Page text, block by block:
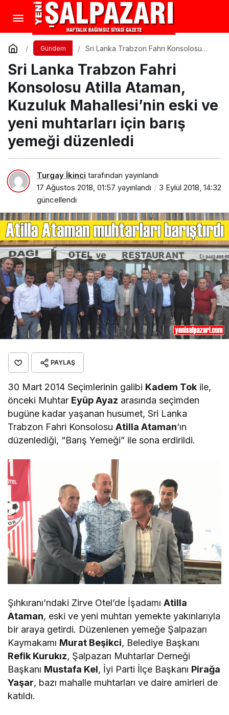
Gündem
Sri Lanka Trabzon Fahri Konsolosu
eski ve yeni muhtarları için barış
yemeği düzenledi
Sri Lanka Trabzon Fahri
Konsolosu Atilla Ataman,
Kuzuluk Mahallesi’nin eski ve
yeni muhtarları için barış
yemeği düzenledi
Turgay İkinci tarafından yayınlandı
17 Ağustos 2018, 01:57 yayınlandı
3 Eylül 2018, 14:32
güncellendi
PAYLAŞ
30 Mart 2014 Seçimlerinin galibi Kadem Tok ile,
önceki Muhtar Eyüp Ayaz arasında seçimden
bugüne kadar yaşanan husumet, Sri Lanka
Trabzon Fahri KonsolosuAtilla Ataman‘ın
düzenlediği, “Barış Yemeği” ile sona erdirildi.
Şıhkıranı’ndaki Zirve Otel’de İşadamıAtilla
Ataman, eski ve yeni muhtarı yemekte yakınlarıyla
bir araya getirdi. Düzenlenen yemeğe Şalpazarı
Kaymakamı Murat Beşikci, Belediye Başkanı
Refik Kurukız, Şalpazarı Muhtarlar Derneği
Başkanı Mustafa Kel, İyi Parti İlçe Başkanı Pirağa
Yaşar, bazı mahalle muhtarları ve daire amirleri de
katıldı.